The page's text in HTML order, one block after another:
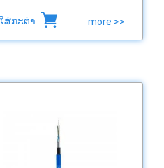
ສ່ກະຕ່າ more >>